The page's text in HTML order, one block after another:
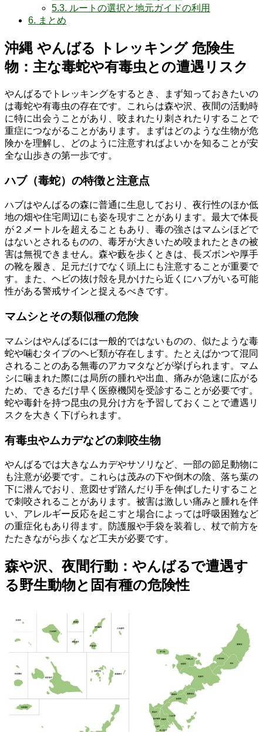
5.3. ルートの選択と地元ガイドの利用
6. まとめ
沖縄 やんばる トレッキング 危険生
物：主な毒蛇や有毒虫との遭遇リスク
やんばるでトレッキングをするとき、まず知っておきたいの
は毒蛇や有毒虫の存在です。これらは森や沢、夜間の活動時
に特に出会うことがあり、咬まれたり刺されたりすることで
重症につながることがあります。まずはどのような生物が危
険かを理解し、どのように注意すればよいかを知ることが安
全な山歩きの第一歩です。
ハブ（毒蛇）の特徴と注意点
ハブはやんばるの森に普通に生息しており、夜行性のほか低
地の畑や住宅周辺にも姿を現すことがあります。最大で体長
が２メートルを超えることもあり、毒の強さはマムシほどで
はないとされるものの、毒牙が大きいため咬まれたときの被
害は無視できません。森や藪を歩くときは、長ズボンや厚手
の靴を履き、足元だけでなく頭上にも注意することが重要で
す。また、ヘビの抜け殻を見かけたら近くにハブがいる可能
性がある警戒サインと捉えるべきです。
マムシとその類似種の危険
マムシはやんばるには一般的ではないものの、似たような毒
蛇や噛むタイプのヘビ類が存在します。たとえばかつて混同
されることのある無毒のアカマタなどが挙げられます。マム
シに噛まれた際には局所の腫れや出血、痛みが急速に広がる
ため、できるだけ早く医療機関を受診することが必要です。
蛇や毒針を持つ昆虫の見分け方を予習しておくことで遭遇リ
スクを大きく下げられます。
有毒虫やムカデなどの刺咬生物
やんばるでは大きなムカデやサソリなど、一部の節足動物に
も注意が必要です。これらは茂みの下や倒木の陰、落ち葉の
下に潜んでおり、意図せず踏んだり手を伸ばしたりすること
で刺咬されることがあります。被害は激しい痛みと腫れを伴
い、アレルギー反応を起こすと場合によっては呼吸困難など
の重症化もあり得ます。防護服や手袋を装着し、杖で前方を
たたきながら歩くなど工夫が必要です。
森や沢、夜間行動：やんばるで遭遇す
る野生動物と固有種の危険性